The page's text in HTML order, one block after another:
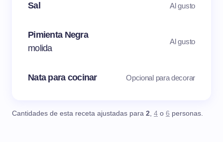
Sal Al gusto
Pimienta Negra
molida
Al gusto
Nata para cocinar Opcional para decorar
Cantidades de esta receta ajustadas para 2, 4 o 6 personas.